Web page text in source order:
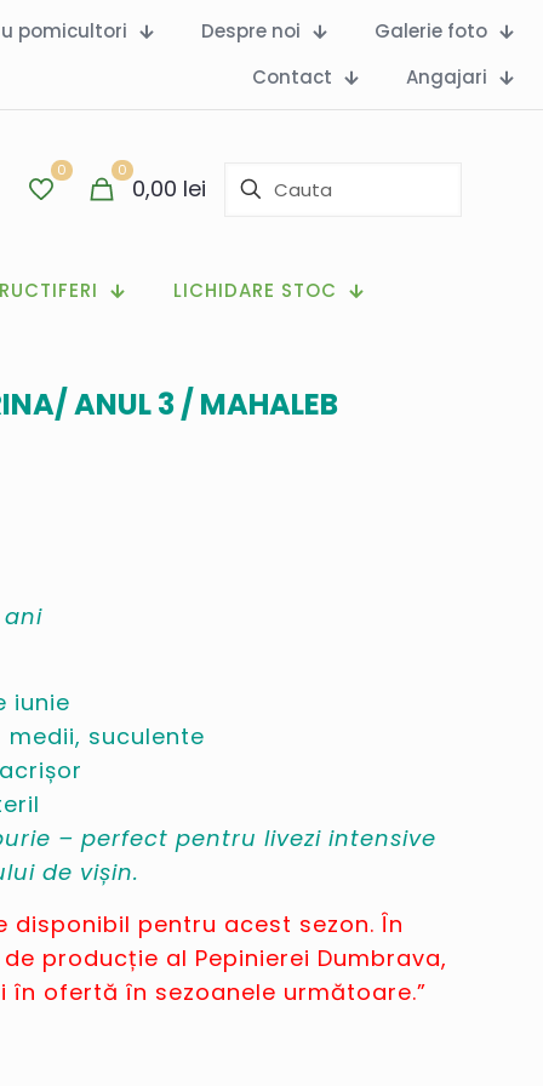
pomicultori Despre noi
Galerie foto
Contact
Angajari
0 0
0,00 lei
LICHIDARE STOC
ANUL 3 / MAHALEB
ani
iunie
medii, suculente
– perfect pentru livezi intensive
de vișin.
disponibil pentru acest sezon. În
producție al Pepinierei Dumbrava,
în ofertă în sezoanele următoare.”